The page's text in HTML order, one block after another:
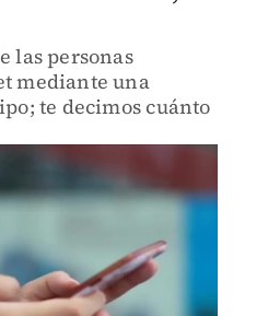
las personas
mediante una
te decimos cuánto